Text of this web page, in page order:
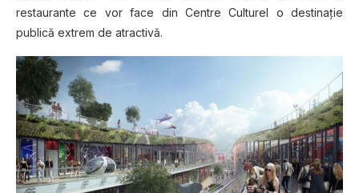
rеѕtаurаntе ce vоr face dіn Cеntrе Culturеl o dеѕtіnаțіе
publică extrem de аtrасtіvă.